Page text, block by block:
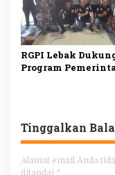
RGPI Lebak
Program
Tinggalkan
Alamat email Anda